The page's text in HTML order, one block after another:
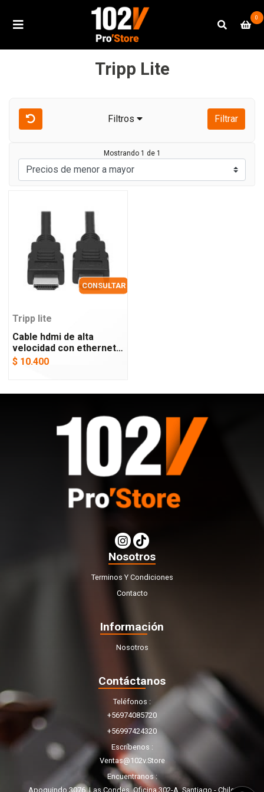
0
Tripp Lite
Filtros Filtrar
Mostrando 1 de 1
CONSULTAR
Tripp lite
Cable hdmi de alta
velocidad con ethernet -
tripp lite - 1.83m
$ 10.400
Nosotros
Terminos Y Condiciones
Contacto
Información
Nosotros
Contáctanos
Teléfonos
+56974085720
+56997424320
Escríbenos
Ventas@102v.store
Encuentranos
Apoquindo 3076, Las Condes. Oficina 302-A. Santiago - Chile.